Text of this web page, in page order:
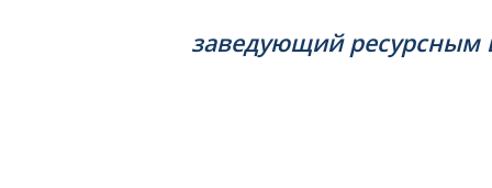
заведующий ресурсным